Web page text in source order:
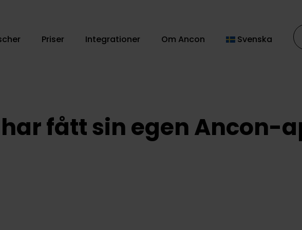
Priser Integrationer Om Ancon Svenska
fått sin egen Ancon-